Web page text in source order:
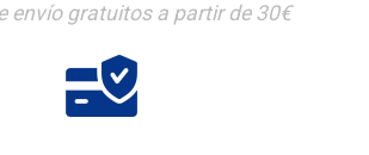
envío gratuitos a partir de 30€